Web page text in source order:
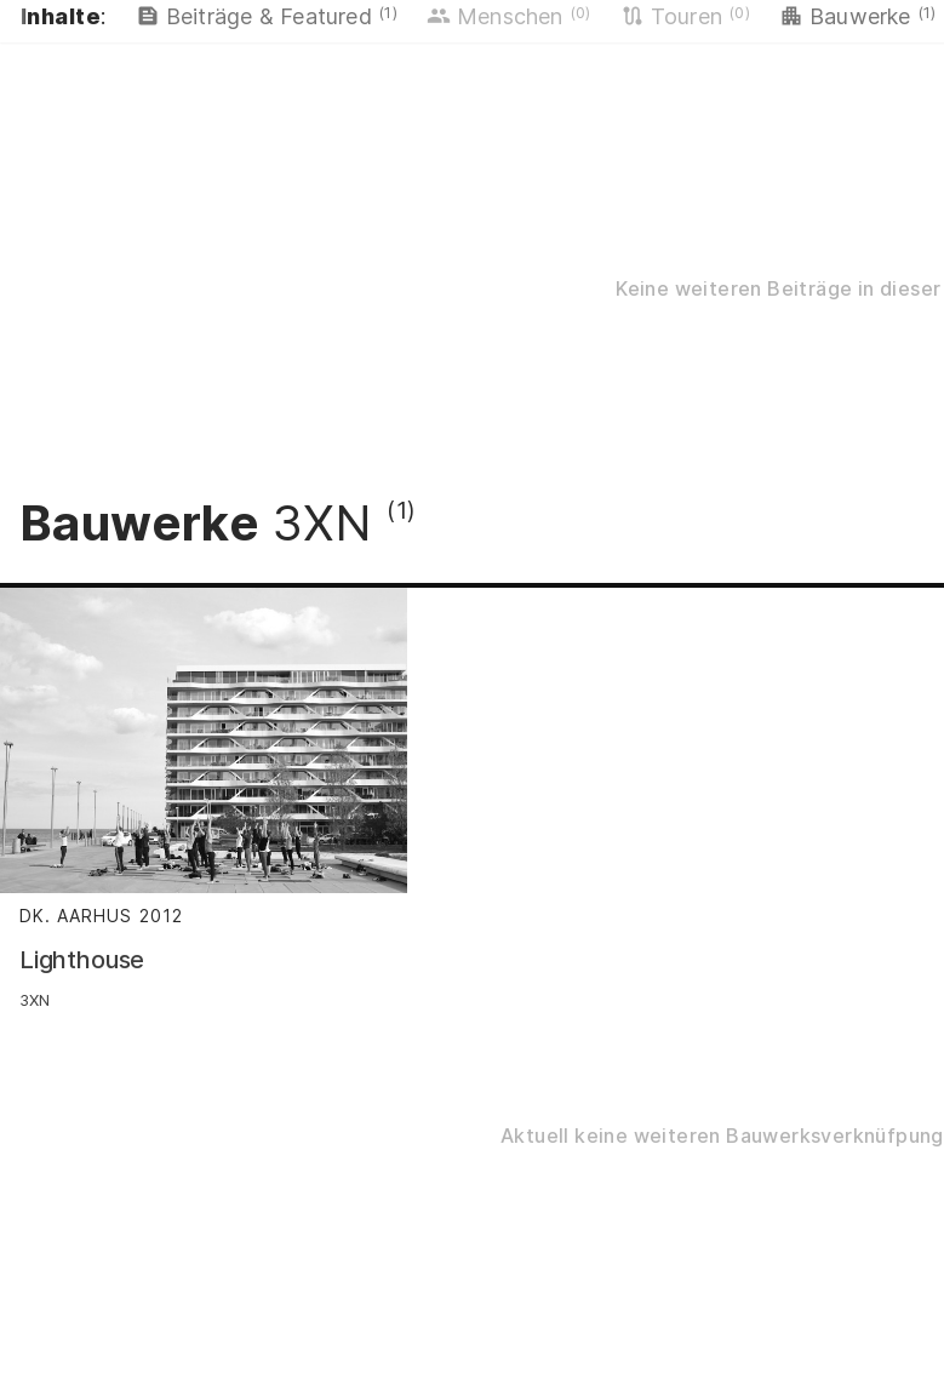
Inhalte: Beiträge & Featured (1) Menschen (0) Touren (0) Bauwerke (1)
Keine weiteren Beiträge in dieser
Bauwerke 3XN (1)
DK. AARHUS 2012
Lighthouse
3XN
Aktuell keine weiteren